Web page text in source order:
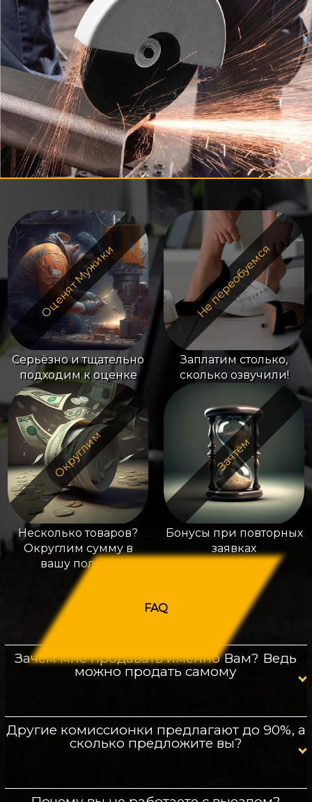
Оценят Мужики
Серьёзно и тщательно
подходим к оценке
Не переобуемся
Заплатим столько,
сколько озвучили!
Округлим
Несколько товаров?
Округлим сумму в
вашу пользу!
Зачтём
Бонусы при повторных
заявках
FAQ
Зачем мне продавать именно Вам? Ведь
можно продать самому
Другие комиссионки предлагают до 90%, а
сколько предложите вы?